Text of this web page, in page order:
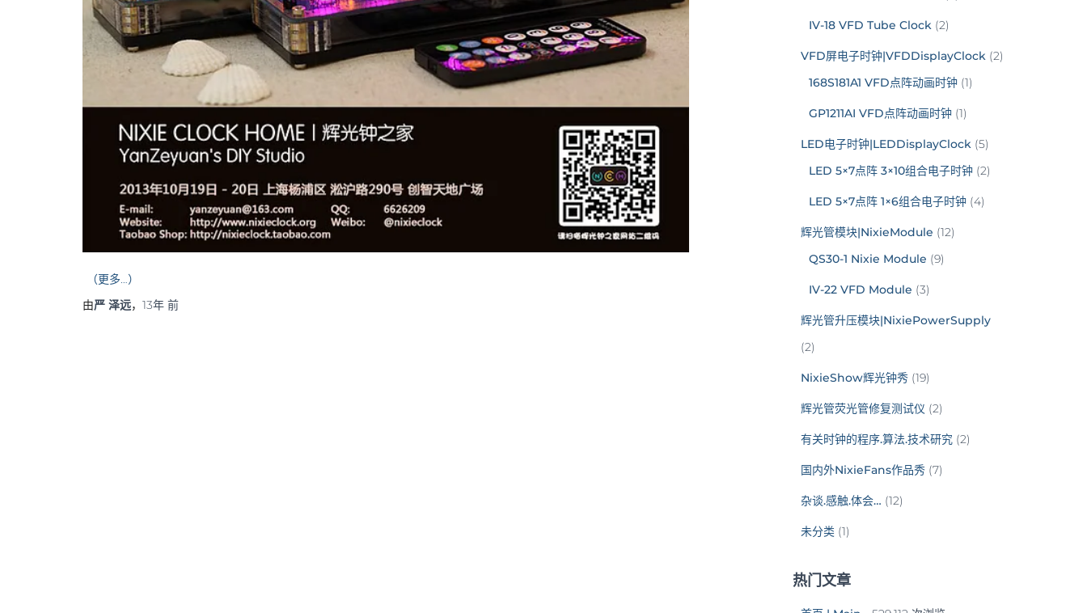
（更多…）
由严 泽远， 13年 前
IV-18 VFD Tube Clock(2)
VFD屏电子时钟|VFDDisplayClock(2)
168S181A1 VFD点阵动画时钟(1)
GP1211AI VFD点阵动画时钟(1)
LED电子时钟|LEDDisplayClock(5)
LED 5×7点阵 3×10组合电子时钟(2)
LED 5×7点阵 1×6组合电子时钟(4)
辉光管模块|NixieModule (12)
QS30-1 Nixie Module (9)
IV-22 VFD Module (3)
辉光管升压模块|NixiePowerSupply
(2)
NixieShow辉光钟秀(19)
辉光管荧光管修复测试仪 (2)
有关时钟的程序.算法.技术研究(2)
国内外NixieFans作品秀(7)
杂谈.感触.体会… (12)
未分类(1)
热门文章